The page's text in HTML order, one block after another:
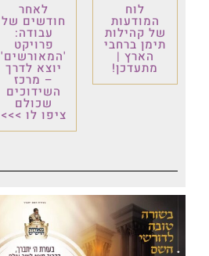
לוח
המודעות
של קהילות
תימן ברחבי
הארץ |
מתעדכן!
לאחר
חודשים של
עבודה:
פרויקט
'המאורשים'
יוצא לדרך
– מרכז
השידוכים
שכולם
ציפו לו >>>